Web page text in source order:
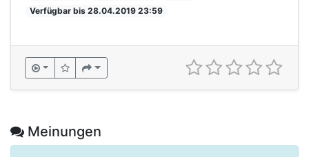
Verfügbar bis 28.04.2019 23:59
Meinungen